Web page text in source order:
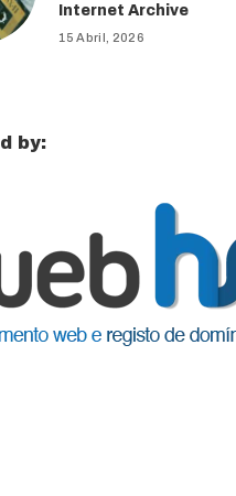
Internet Archive
15 Abril, 2026
by: